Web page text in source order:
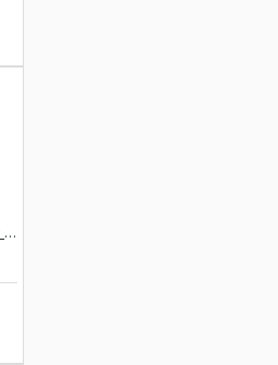
Вершинка Drennan Slow Taper Quiver Tip Carbon 3.5 мм